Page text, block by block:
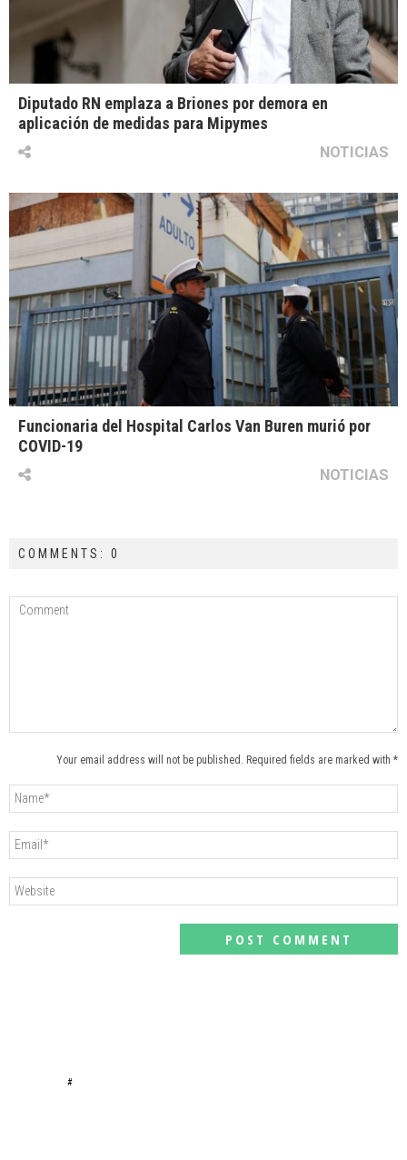
Diputado RN emplaza a Briones por demora en
aplicación de medidas para Mipymes
NOTICIAS
Funcionaria del Hospital Carlos Van Buren murió por
COVID-19
NOTICIAS
COMMENTS: 0
Your email address will not be published. Required fields are marked with *
#